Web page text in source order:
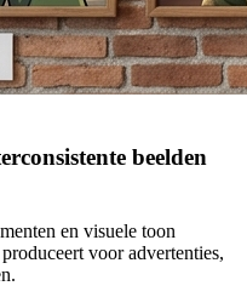
beelden
en visuele toon
voor advertenties,